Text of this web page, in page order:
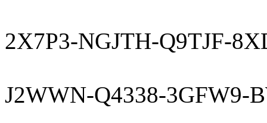
2X7P3-NGJTH-Q9TJF-
J2WWN-Q4338-3GFW9-